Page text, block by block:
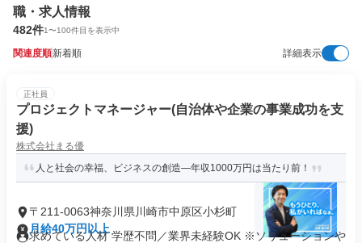
職・求人情報
482件1〜100件目を表示中
関連度順新着順 詳細表示
正社員
プロジェクトマネージャー(自治体や企業の事業成功を支
援)
株式会社まる優
人と社会の幸福、ビジネスの創造―年収1000万円は当たり前！
〒211-0063神奈川県川崎市中原区小杉町
月給40万円以上
求めている人材 学歴不問／業界未経験OK ※ソリューションや